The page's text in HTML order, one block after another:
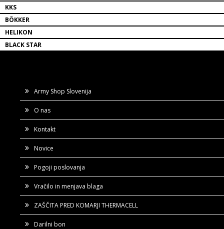
KKS
BÖKKER
HELIKON
BLACK STAR
Army Shop Slovenija
O nas
Kontakt
Novice
Pogoji poslovanja
Vračilo in menjava blaga
ZAŠČITA PRED KOMARJI THERMACELL
Darilni bon